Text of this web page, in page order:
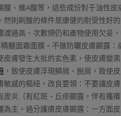
、維A酸等，這些成份對于油性
則刷酸的條件是康健的耐受性好
過高、次數頻仍和產物使用欠妥
髓面霜面膜。不做防曬皮膚顯露
膚發生大批的玄色素，使皮膚變
，致使皮膚浮現鱗屑、脫屑，致使
感的樞紐。改良要領：不要讓皮
皮炎（有紅斑、丘疹顯露，伴有瘙
主。過分護膚皮膚顯露：一方面